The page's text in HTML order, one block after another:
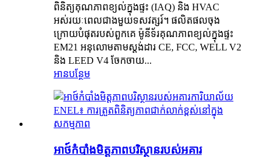
ពិនិត្យគុណភាពខ្យល់ក្នុងផ្ទះ (IAQ) និង HVAC
អស់រយៈពេលជាងមួយទសវត្សរ៍។ ផលិតផលចុង
ក្រោយបំផុតរបស់ពួកគេ ម៉ូនីទ័រគុណភាពខ្យល់ក្នុងផ្ទះ
EM21 អនុលោមតាមស្តង់ដារ CE, FCC, WELL V2
និង LEED V4 ចែកចាយ...
អានបន្ថែម
អាថ៍កំបាំងមិត្តភាពបរិស្ថានរបស់អគារ